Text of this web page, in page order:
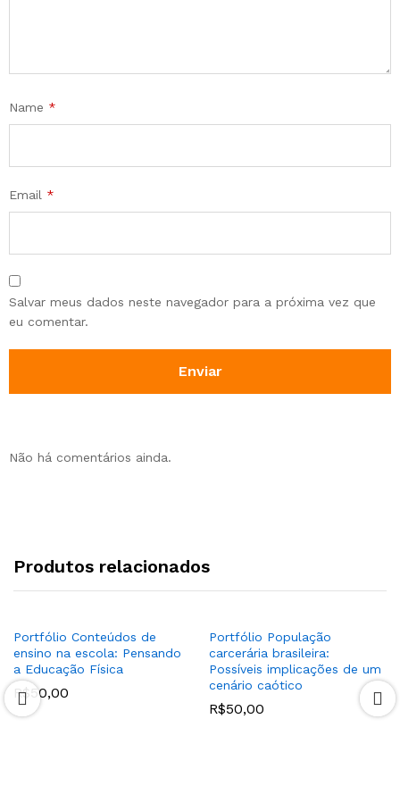
Name *
Email *
Salvar meus dados neste navegador para a próxima vez que
eu comentar.
Não há comentários ainda.
Produtos relacionados
Portfólio Conteúdos de
ensino na escola: Pensando
a Educação Física
R$50,00
Portfólio População
carcerária brasileira:
Possíveis implicações de um
cenário caótico
R$50,00